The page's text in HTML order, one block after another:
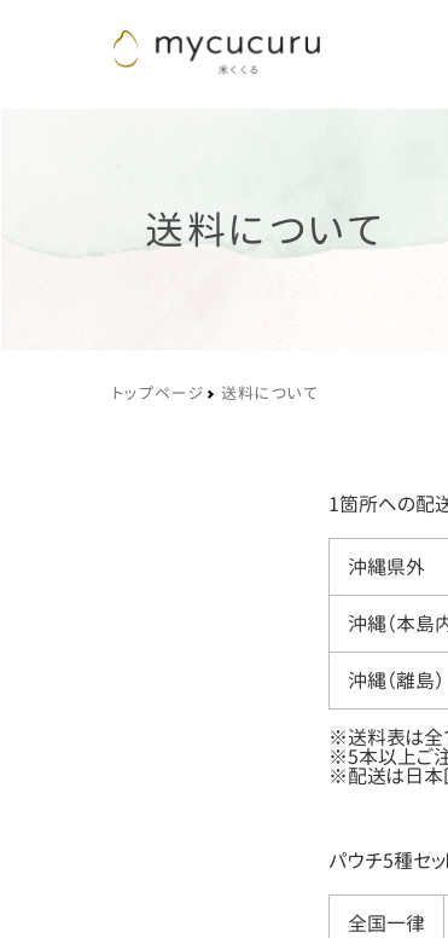
送料について
トップページ 送料について
1箇所への配
沖縄県外
沖縄（本島
沖縄（離島）
※送料表は全
※5本以上ご注
※配送は日本
パウチ5種セ
全国一律